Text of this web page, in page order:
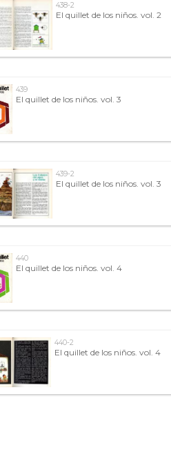
438-2
El quillet de los niños. vol. 2
439
El quillet de los niños. vol. 3
439-2
El quillet de los niños. vol. 3
440
El quillet de los niños. vol. 4
440-2
El quillet de los niños. vol. 4